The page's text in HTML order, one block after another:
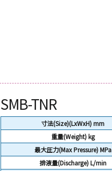
SMB-TNR
寸法(Size)(LxWxH) mm
重量(Weight)kg
最大圧力(Max Pressure) MPa
排液量(Discharge) L/min